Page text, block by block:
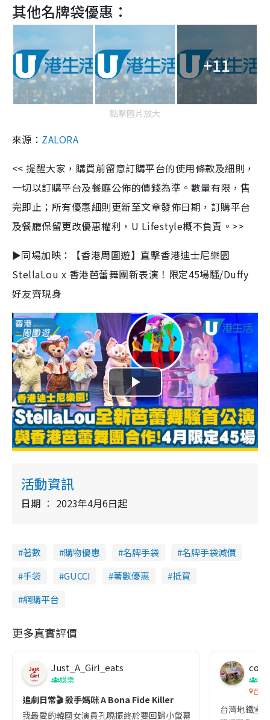
其他名牌袋優惠：
+11
點擊圖片放大
來源： ZALORA
<< 提醒大家，購買前留意訂購平台的使用條款及細則，
一切以訂購平台及餐廳公佈的價錢為準。數量有限，售
完即止；所有優惠細則更新至文章發佈日期，訂購平台
及餐廳保留更改優惠權利，U Lifestyle概不負責。>>
►同場加映：【香港周圍遊】直擊香港迪士尼樂園
StellaLou x 香港芭蕾舞團新表演！限定45場騷/Duffy
好友齊現身
P
l
a
d
e
活動資訊
日期 2023年4月6日起
著數 購物優惠 名牌手袋
名牌手袋減價
手袋
GUCCI 著數優惠
抵買
網購平台
更多真實評價
Just_A_Girl_eats
娛樂
追劇日常🎬 殺手媽咪 A Bona Fide Killer
我最愛的韓國女演員孔曉振終於要回歸小螢幕啦!這次的劇本改編
co
吹
台灣
台灣地鐵宣